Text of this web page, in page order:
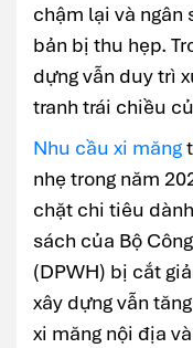
chậm lại và ngân
bản bị thu hẹp.
dựng vẫn duy trì
tranh trái chiều
Nhu cầu xi măng
nhẹ trong năm
chặt chi tiêu
sách của Bộ
(DPWH) bị cắt
xây dựng vẫn
xi măng nội địa